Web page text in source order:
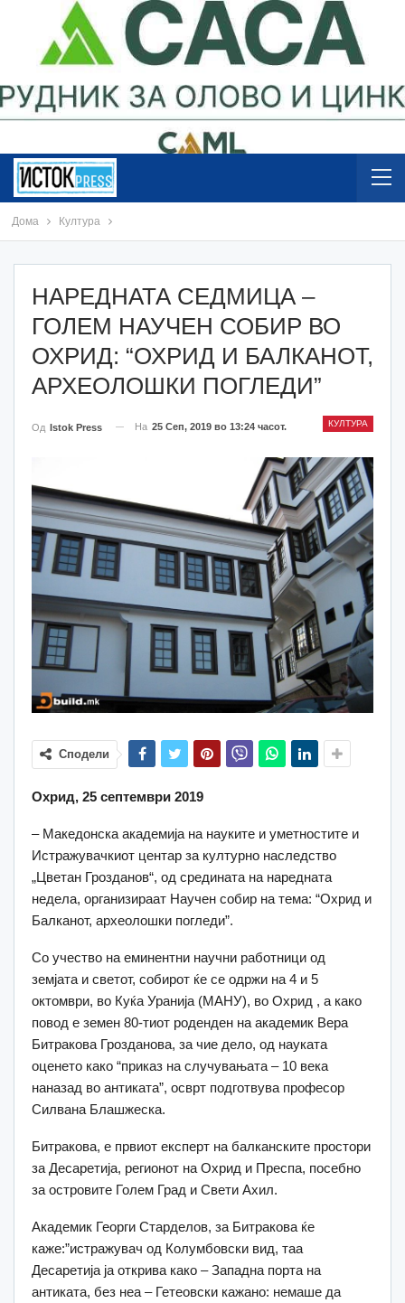
Дома Култура
НАРЕДНАТА СЕДМИЦА –
ГОЛЕМ НАУЧЕН СОБИР ВО
ОХРИД: “ОХРИД И БАЛКАНОТ,
АРХЕОЛОШКИ ПОГЛЕДИ”
КУЛТУРА
Од Istok Press На 25 Сеп, 2019 во 13:24 часот.
Сподели
Охрид, 25 септември 2019
– Македонска академија на науките и уметностите и
Истражувачкиот центар за културно наследство
„Цветан Грозданов“, од средината на наредната
недела, организираат Научен собир на тема: “Охрид и
Балканот, археолошки погледи”.
Со учество на еминентни научни работници од
земјата и светот, собирот ќе се одржи на 4 и 5
октомври, во Куќа Уранија (МАНУ), во Охрид , а како
повод е земен 80-тиот роденден на академик Вера
Битракова Грозданова, за чие дело, од науката
оценето како “приказ на случувањата – 10 века
наназад во антиката”, осврт подготвува професор
Силвана Блашжеска.
Битракова, е првиот експерт на балканските простори
за Десаретија, регионот на Охрид и Преспа, посебно
за островите Голем Град и Свети Ахил.
Академик Георги Старделов, за Битракова ќе
каже:”истражувач од Колумбовски вид, таа
Десаретија ја открива како – Западна порта на
антиката, без неа – Гетеовски кажано: немаше да